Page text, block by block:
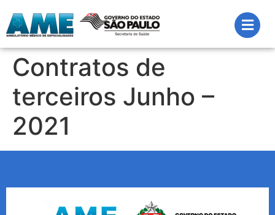
Contratos de
terceiros Junho –
2021